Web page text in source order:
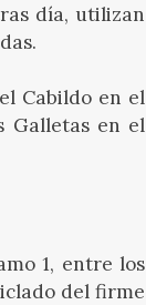
día, utilizan
Cabildo en el
Galletas en el
1, entre los
del firme